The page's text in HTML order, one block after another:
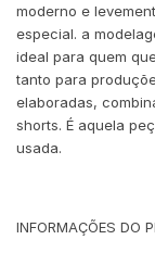
moderno e
especial. a
ideal para quem
tanto para
elaboradas,
shorts. É aquela
usada.
INFORMAÇÕES DO